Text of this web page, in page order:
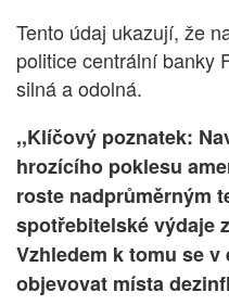
Tento údaj ukazují, že
politice centrální banky
silná a odolná.
,,Klíčový poznatek:
hrozícího poklesu
roste nadprůměrným
spotřebitelské výdaje
Vzhledem k tomu se
objevovat místa